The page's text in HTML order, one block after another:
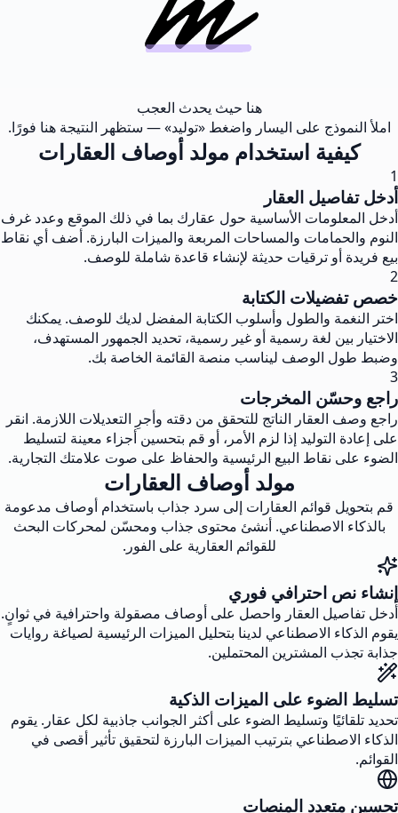
هنا حيث يحدث العجب
املأ النموذج على اليسار واضغط «توليد» — ستظهر النتيجة هنا فورًا.
كيفية استخدام مولد أوصاف العقارات
1
أدخل تفاصيل العقار
أدخل المعلومات الأساسية حول عقارك بما في ذلك الموقع وعدد غرف
النوم والحمامات والمساحات المربعة والميزات البارزة. أضف أي نقاط
بيع فريدة أو ترقيات حديثة لإنشاء قاعدة شاملة للوصف.
2
خصص تفضيلات الكتابة
اختر النغمة والطول وأسلوب الكتابة المفضل لديك للوصف. يمكنك
الاختيار بين لغة رسمية أو غير رسمية، تحديد الجمهور المستهدف،
وضبط طول الوصف ليناسب منصة القائمة الخاصة بك.
3
راجع وحسّن المخرجات
راجع وصف العقار الناتج للتحقق من دقته وأجرِ التعديلات اللازمة. انقر
على إعادة التوليد إذا لزم الأمر، أو قم بتحسين أجزاء معينة لتسليط
الضوء على نقاط البيع الرئيسية والحفاظ على صوت علامتك التجارية.
مولد أوصاف العقارات
قم بتحويل قوائم العقارات إلى سرد جذاب باستخدام أوصاف مدعومة
بالذكاء الاصطناعي. أنشئ محتوى جذاب ومحسّن لمحركات البحث
للقوائم العقارية على الفور.
إنشاء نص احترافي فوري
أدخل تفاصيل العقار واحصل على أوصاف مصقولة واحترافية في ثوانٍ.
يقوم الذكاء الاصطناعي لدينا بتحليل الميزات الرئيسية لصياغة روايات
جذابة تجذب المشترين المحتملين.
تسليط الضوء على الميزات الذكية
تحديد تلقائيًا وتسليط الضوء على أكثر الجوانب جاذبية لكل عقار. يقوم
الذكاء الاصطناعي بترتيب الميزات البارزة لتحقيق تأثير أقصى في
القوائم.
تحسين متعدد المنصات